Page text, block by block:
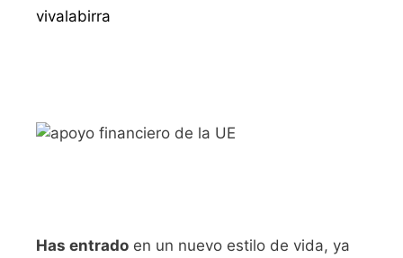
vivalabirra
Has entrado en un nuevo estilo de vida, ya